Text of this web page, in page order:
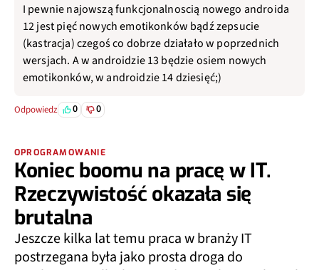
I pewnie najowszą funkcjonalnoscią nowego androida
12 jest pięć nowych emotikonków bądź zepsucie
(kastracja) czegoś co dobrze działało w poprzednich
wersjach. A w androidzie 13 będzie osiem nowych
emotikonków, w androidzie 14 dziesięć;)
Odpowiedz 0 0
OPROGRAMOWANIE
Koniec boomu na pracę w IT.
Rzeczywistość okazała się
brutalna
Jeszcze kilka lat temu praca w branży IT
postrzegana była jako prosta droga do